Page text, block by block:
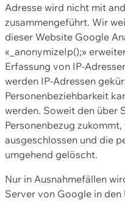
Adresse wird nicht mit
zusammengeführt. Wir
dieser Website Google
«_anonymizeIp();»
Erfassung von IP-
werden IP-Adressen
Personenbeziehbarkeit
werden. Soweit den über
Personenbezug
ausgeschlossen und die
umgehend gelöscht.
Nur in Ausnahmefällen
Server von Google in